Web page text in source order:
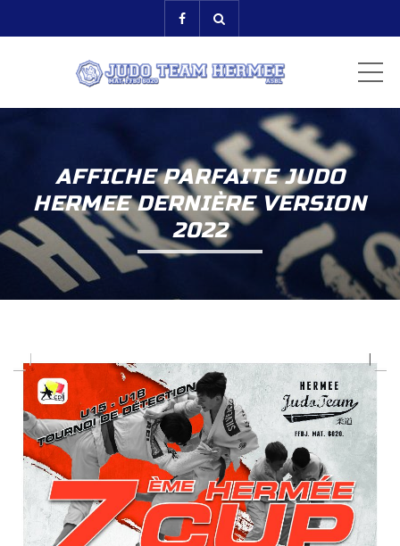
AFFICHE PARFAITE JUDO
HERMEE DERNIÈRE VERSION
2022